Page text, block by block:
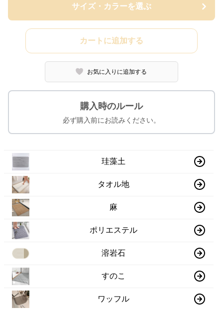
サイズ・カラーを選ぶ
カートに追加する
お気に入りに追加する
購入時のルール
必ず購入前にお読みください。
珪藻土
タオル地
麻
ポリエステル
溶岩石
すのこ
ワッフル